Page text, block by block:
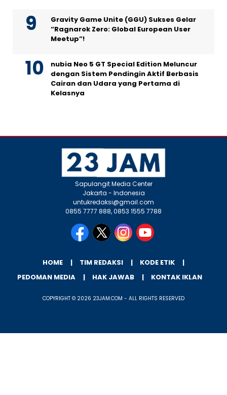
Gravity Game Unite (GGU) Sukses Gelar
“Ragnarok Zero: Global European User
Meetup”!
nubia Neo 5 GT Special Edition Meluncur
dengan Sistem Pendingin Aktif Berbasis
Cairan dan Udara yang Pertama di
Kelasnya
Sapulangit Media Center
Jakarta - Indonesia
untukredaksi@gmail.com
0855 7777 888, 0853 1555 7788
HOME TIM REDAKSI
KODE ETIK
PEDOMAN MEDIA
HAK JAWAB KONTAK IKLAN
COPYRIGHT © 2026 23JAM.COM - ALL RIGHTS RESERVED